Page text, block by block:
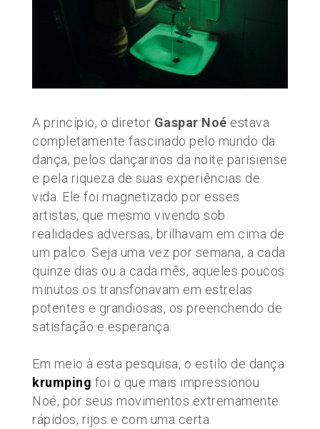
A princípio, o diretor Gaspar Noé estava
completamente fascinado pelo mundo da
dança, pelos dançarinos da noite parisiense
e pela riqueza de suas experiências de
vida. Ele foi magnetizado por esses
artistas, que mesmo vivendo sob
realidades adversas, brilhavam em cima de
um palco. Seja uma vez por semana, a cada
quinze dias ou a cada mês, aqueles poucos
minutos os transfonavam em estrelas
potentes e grandiosas, os preenchendo de
satisfação e esperança.
Em meio à esta pesquisa, o estilo de dança
krumping foi o que mais impressionou
Noé, por seus movimentos extremamente
rápidos, rijos e com uma certa